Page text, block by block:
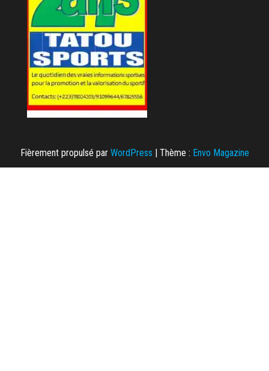
Fièrement propulsé par WordPress | Thème : Envo Magazine